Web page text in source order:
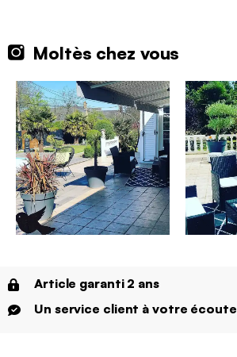
Moltès chez vous
Article garanti 2 ans
Un service client à votre écoute